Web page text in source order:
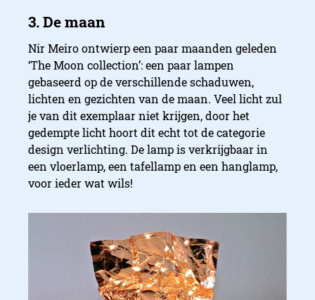
Nir Meiro ontwierp een paar maanden geleden
‘The Moon collection’: een paar lampen
gebaseerd op de verschillende schaduwen,
lichten en gezichten van de maan. Veel licht zul
je van dit exemplaar niet krijgen, door het
gedempte licht hoort dit echt tot de categorie
design verlichting. De lamp is verkrijgbaar in
een vloerlamp, een tafellamp en een hanglamp,
voor ieder wat wils!